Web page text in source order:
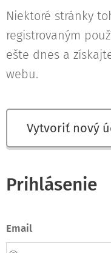
Niektoré stránky
registrovaným
ešte dnes a
webu.
Vytvoriť nový
Prihlásenie
Email